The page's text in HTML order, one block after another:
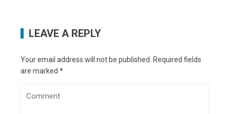
LEAVE A REPLY
Your email address will not be published.
Required fields
are marked *